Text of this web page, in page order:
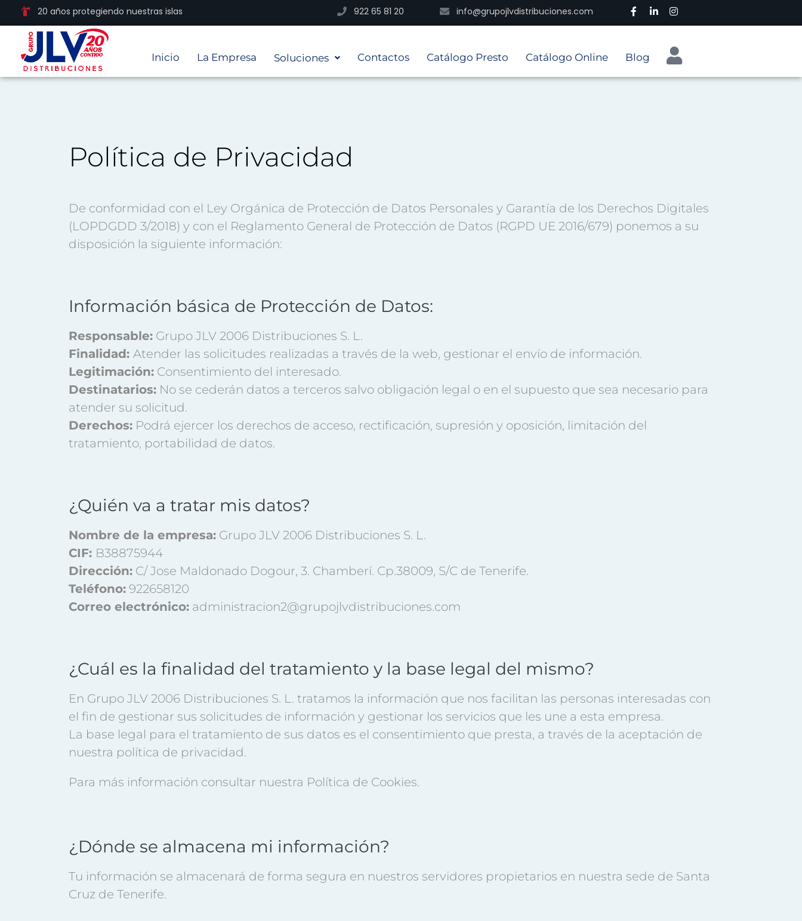
20 años protegiendo nuestras islas 922 65 81 20 info@grupojlvdistribuciones.com
Inicio La Empresa Soluciones Contactos Catálogo Presto Catálogo Online Blog
Política de Privacidad
De conformidad con el Ley Orgánica de Protección de Datos Personales y Garantía de los Derechos Digitales
(LOPDGDD 3/2018) y con el Reglamento General de Protección de Datos (RGPD UE 2016/679) ponemos a su
disposición la siguiente información:
Información básica de Protección de Datos:
Responsable: Grupo JLV 2006 Distribuciones S. L.
Finalidad: Atender las solicitudes realizadas a través de la web, gestionar el envío de información.
Legitimación: Consentimiento del interesado.
Destinatarios: No se cederán datos a terceros salvo obligación legal o en el supuesto que sea necesario para
atender su solicitud.
Derechos: Podrá ejercer los derechos de acceso, rectificación, supresión y oposición, limitación del
tratamiento, portabilidad de datos.
¿Quién va a tratar mis datos?
Nombre de la empresa: Grupo JLV 2006 Distribuciones S. L.
CIF: B38875944
Dirección: C/ Jose Maldonado Dogour, 3. Chamberí. Cp.38009, S/C de Tenerife.
Teléfono: 922658120
Correo electrónico: administracion2@grupojlvdistribuciones.com
¿Cuál es la finalidad del tratamiento y la base legal del mismo?
En Grupo JLV 2006 Distribuciones S. L. tratamos la información que nos facilitan las personas interesadas con
el fin de gestionar sus solicitudes de información y gestionar los servicios que les une a esta empresa.
La base legal para el tratamiento de sus datos es el consentimiento que presta, a través de la aceptación de
nuestra política de privacidad.
Para más información consultar nuestra Política de Cookies.
¿Dónde se almacena mi información?
Tu información se almacenará de forma segura en nuestros servidores propietarios en nuestra sede de Santa
Cruz de Tenerife.